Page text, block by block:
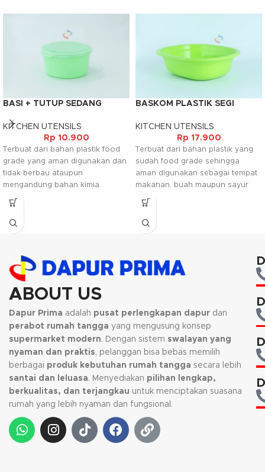
BASI + TUTUP SEDANG
KITCHEN UTENSILS
Rp 10.900
Terbuat dari bahan plastik food
grade yang aman digunakan dan
tidak berbau ataupun
mengandung bahan kimia.
Tersedia dalam warna warni yang
menambah kesan indah pada
dapur maupun rumah anda.
tersedia.
BASKOM PLASTIK SEGI
KITCHEN UTENSILS
Rp 17.900
Terbuat dari bahan plastik yang
sudah food grade sehingga
aman digunakan sebagai tempat
makanan, buah maupun sayur
sesuai dengan keperluan anda.
Tersedia dalam warna hijau
terang yang menambah kesan
ABOUT US
Dapur Prima adalah pusat perlengkapan dapur dan
perabot rumah tangga yang mengusung konsep
supermarket modern. Dengan sistem swalayan yang
nyaman dan praktis, pelanggan bisa bebas memilih
berbagai produk kebutuhan rumah tangga secara lebih
santai dan leluasa. Menyediakan pilihan lengkap,
berkualitas, dan terjangkau untuk menciptakan suasana
rumah yang lebih nyaman dan fungsional.